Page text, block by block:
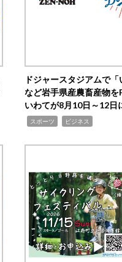
ドジャースタジアムで「
など岩手県産農畜産物
いわてが8月10日～12日
スポーツ ビジネス